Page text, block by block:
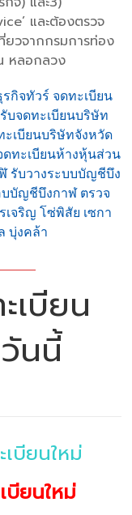
และต้องตรวจ
ยวจากกรมการท่อง
หลอกลวง
กิจทัวร์ จดทะเบียน
บจดทะเบียนบริษัท
เบียนบริษัทจังหวัด
ทะเบียนห้างหุ้นส่วน
รับวางระบบบัญชีบึง
บัญชีบึงกาฬ ตรวจ
จริญ โซ่พิสัย เซกา
บุ่งคล้า
เบียน
นนี้
บียนใหม่
บียนใหม่